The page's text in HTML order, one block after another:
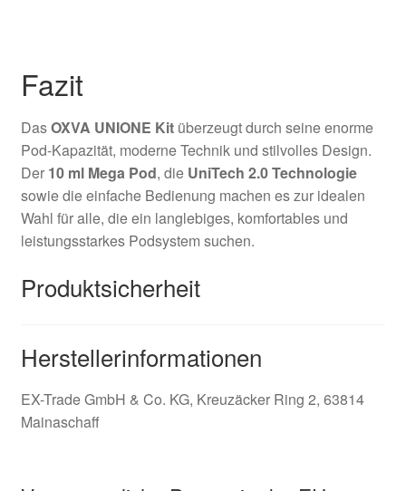
Fazit
DasOXVA UNIONE Kitüberzeugt durch seine enorme
Pod-Kapazität, moderne Technik und stilvolles Design.
Der 10 ml Mega Pod, die UniTech 2.0 Technologie
sowie die einfache Bedienung machen es zur idealen
Wahl für alle, die ein langlebiges, komfortables und
leistungsstarkes Podsystem suchen.
Produktsicherheit
Herstellerinformationen
EX-Trade GmbH & Co. KG, Kreuzäcker Ring 2, 63814
Mainaschaff